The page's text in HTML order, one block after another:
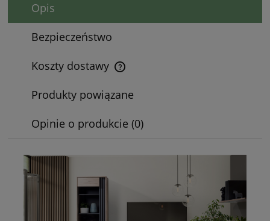
Opis
Bezpieczeństwo
Koszty dostawy
Cena nie zawiera ewentualnych kosztów płatności
Produkty powiązane
Opinie o produkcie (0)